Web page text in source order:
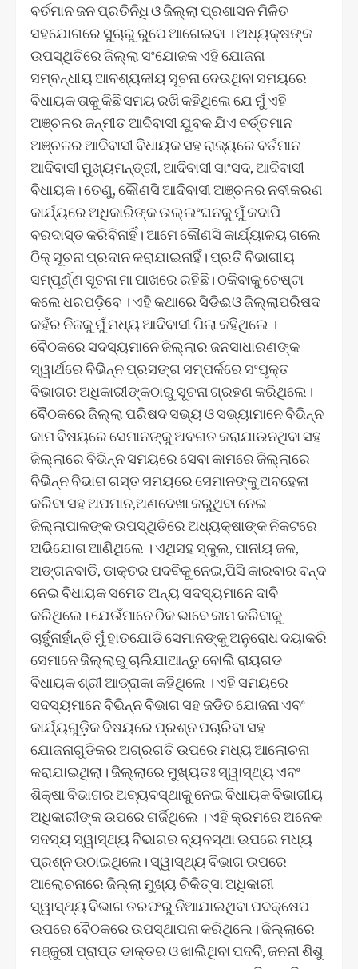
ବର୍ତମାନ ଜନ ପ୍ରତିନିଧି ଓ ଜିଲ୍ଲା ପ୍ରଶାସନ ମିଳିତ
ସହଯୋଗରେ ସୁଚାରୁ ରୁପେ ଆଗେଇବା । ଅଧ୍ୟକ୍ଷଙ୍କ
ଉପସ୍ଥିତିରେ ଜିଲ୍ଲା ସଂଯୋଜକ ଏହି ଯୋଜନା
ସମ୍ବନ୍ଧୀୟ ଆବଶ୍ୟକୀୟ ସୂଚନା ଦେଉଥିବା ସମୟରେ
ବିଧାୟକ ତାକୁ କିଛି ସମୟ ରଖି କହିଥିଲେ ଯେ ମୁଁ ଏହି
ଅଞ୍ଚଳର ଜନ୍ମୀତ ଆଦିବାସୀ ଯୁବକ ଯିଏ ବର୍ତ୍ତମାନ
ଅଞ୍ଚଳର ଆଦିବାସୀ ବିଧାୟକ ସହ ରାଜ୍ୟରେ ବର୍ତମାନ
ଆଦିବାସୀ ମୁଖ୍ୟମନ୍ତ୍ରୀ, ଆଦିବାସୀ ସାଂସଦ, ଆଦିବାସୀ
ବିଧାୟକ। ତେଣୁ, କୌଣସି ଆଦିବାସୀ ଅଞ୍ଚଳର ନବୀକରଣ
କାର୍ଯ୍ୟରେ ଅଧିକାରିଙ୍କ ଉଲ୍ଲଂଘନକୁ ମୁଁ କଦାପି
ବରଦାସ୍ତ କରିବିନାହିଁ। ଆମେ କୌଣସି କାର୍ଯ୍ୟାଳୟ ଗଲେ
ଠିକ୍ ସୂଚନା ପ୍ରଦାନ କରାଯାଇନାହିଁ। ପ୍ରତି ବିଭାଗୀୟ
ସମ୍ପୂର୍ଣ୍ଣ ସୂଚନା ମା ପାଖରେ ରହିଛି। ଠକିବାକୁ ଚେଷ୍ଟା
କଲେ ଧରପଡ଼ିବେ । ଏହି କଥାରେ ସିଡିଈଓ ଜିଲ୍ଲାପରିଷଦ
କହଁର ନିଜକୁ ମୁଁ ମଧ୍ୟ ଆଦିବାସୀ ପିଲା କହିଥିଲେ ।
ବୈଠକରେ ସଦସ୍ୟମାନେ ଜିଲ୍ଲାର ଜନସାଧାରଣଙ୍କ
ସ୍ୱାର୍ଥରେ ବିଭିନ୍ନ ପ୍ରସଙ୍ଗ ସମ୍ପର୍କରେ ସଂପୃକ୍ତ
ବିଭାଗର ଅଧିକାରୀଙ୍କଠାରୁ ସୂଚନା ଗ୍ରହଣ କରିଥିଲେ।
ବୈଠକରେ ଜିଲ୍ଲା ପରିଷଦ ସଭ୍ୟ ଓ ସଭ୍ୟାମାନେ ବିଭିନ୍ନ
କାମ ବିଷୟରେ ସେମାନଙ୍କୁ ଅବଗତ କରାଯାଉନଥିବା ସହ
ଜିଲ୍ଲାରେ ବିଭିନ୍ନ ସମୟରେ ସେବା କାମରେ ଜିଲ୍ଲାରେ
ବିଭିନ୍ନ ବିଭାଗ ଗସ୍ତ ସମୟରେ ସେମାନଙ୍କୁ ଅବହେଳା
କରିବା ସହ ଅପମାନ,ଅଣଦେଖା କରୁଥିବା ନେଇ
ଜିଲ୍ଲାପାଳଙ୍କ ଉପସ୍ଥିତିରେ ଅଧ୍ୟକ୍ଷାଙ୍କ ନିକଟରେ
ଅଭିଯୋଗ ଆଣିଥିଲେ । ଏଥିସହ ସ୍କୁଲ, ପାନୀୟ ଜଳ,
ଅଙ୍ଗନବାଡି, ଡାକ୍ତର ପଦବିକୁ ନେଇ,ପିସି କାରବାର ବନ୍ଦ
ନେଇ ବିଧାୟକ ସମେତ ଅନ୍ୟ ସଦସ୍ୟମାନେ ଦାବି
କରିଥିଲେ। ଯେଉଁମାନେ ଠିକ ଭାବେ କାମ କରିବାକୁ
ଚାହୁଁନାହାଁନ୍ତି ମୁଁ ହାତଯୋଡି ସେମାନଙ୍କୁ ଅନୁରୋଧ ଦୟାକରି
ସେମାନେ ଜିଲ୍ଲାରୁ ଚାଲିଯାଆନ୍ତୁ ବୋଲି ରାୟଗଡ
ବିଧାୟକ ଶ୍ରୀ ଆଡ୍ରାକା କହିଥିଲେ । ଏହି ସମୟରେ
ସଦସ୍ୟମାନେ ବିଭିନ୍ନ ବିଭାଗ ସହ ଜଡିତ ଯୋଜନା ଏବଂ
କାର୍ଯ୍ୟଗୁଡ଼ିକ ବିଷୟରେ ପ୍ରଶ୍ନ ପଚାରିବା ସହ
ଯୋଜନାଗୁଡିକର ଅଗ୍ରଗତି ଉପରେ ମଧ୍ୟ ଆଲୋଚନା
କରାଯାଇଥିଲା। ଜିଲ୍ଲାରେ ମୁଖ୍ୟତଃ ସ୍ୱାସ୍ଥ୍ୟ ଏବଂ
ଶିକ୍ଷା ବିଭାଗର ଅବ୍ୟବସ୍ଥାକୁ ନେଇ ବିଧାୟକ ବିଭାଗୀୟ
ଅଧିକାରୀଙ୍କ ଉପରେ ଗର୍ଜିଥିଲେ । ଏହି କ୍ରମରେ ଅନେକ
ସଦସ୍ୟ ସ୍ୱାସ୍ଥ୍ୟ ବିଭାଗର ବ୍ୟବସ୍ଥା ଉପରେ ମଧ୍ୟ
ପ୍ରଶ୍ନ ଉଠାଇଥିଲେ। ସ୍ୱାସ୍ଥ୍ୟ ବିଭାଗ ଉପରେ
ଆଲୋଚନାରେ ଜିଲ୍ଲା ମୁଖ୍ୟ ଚିକିତ୍ସା ଅଧିକାରୀ
ସ୍ୱାସ୍ଥ୍ୟ ବିଭାଗ ତରଫରୁ ନିଆଯାଇଥିବା ପଦକ୍ଷେପ
ଉପରେ ବୈଠକରେ ଉପସ୍ଥାପନା କରିଥିଲେ। ଜିଲ୍ଲାରେ
ମଞ୍ଜୁରୀ ପ୍ରାପ୍ତ ଡାକ୍ତର ଓ ଖାଲିଥିବା ପଦବି, ଜନନୀ ଶିଶୁ